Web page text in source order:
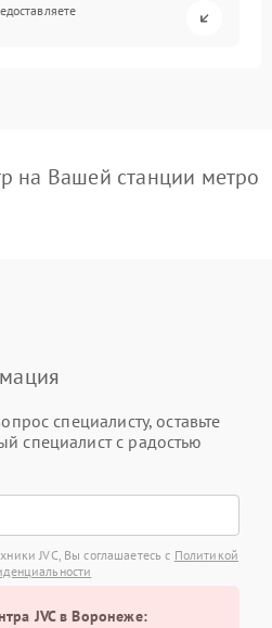
на Вашей станции метро
специалисту, оставьте
специалист с радостью
JVC, Вы соглашаетесь с Политикой
JVC в Воронеже: